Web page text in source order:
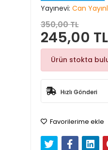
Yayınevi: Can
350,00 TL
245,00 TL
Ürün stokta
Hızlı Gönderi
Favorilerime ekle